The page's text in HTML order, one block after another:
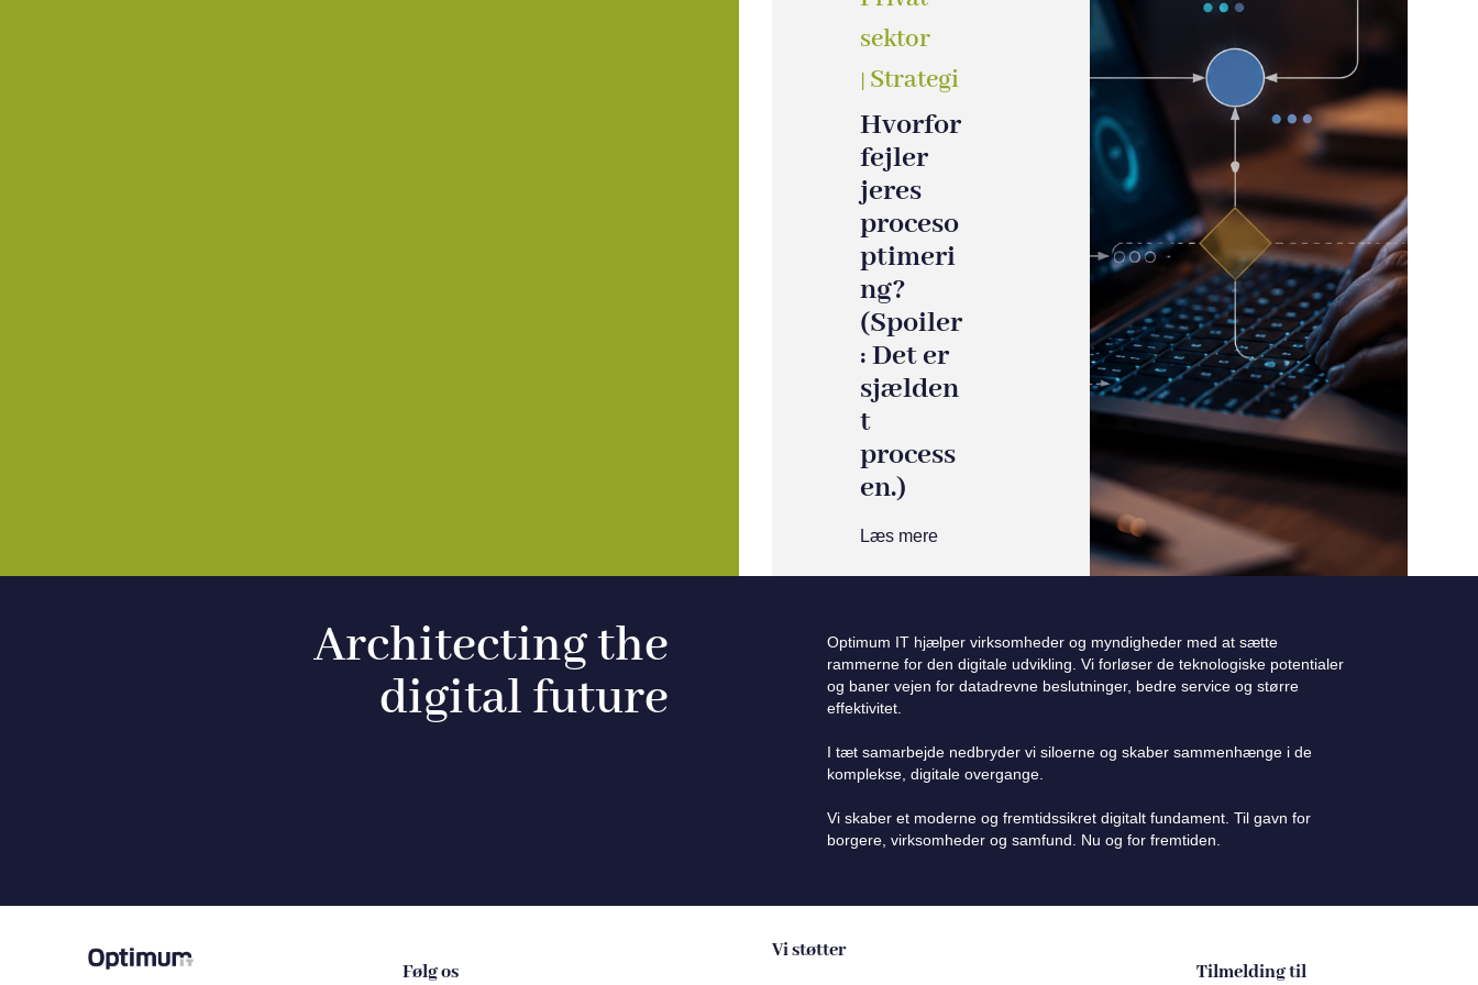
sektor
| Strategi
Hvorfor
fejler
jeres
proceso
ptimeri
ng?
(Spoiler
: Det er
sjælden
t
process
en.)
Læs mere
Architecting the
digital future
Optimum IT hjælper virksomheder og myndigheder med at sætte
rammerne for den digitale udvikling. Vi forløser de teknologiske potentialer
og baner vejen for datadrevne beslutninger, bedre service og større
effektivitet.
I tæt samarbejde nedbryder vi siloerne og skaber sammenhænge i de
komplekse, digitale overgange.
Vi skaber et moderne og fremtidssikret digitalt fundament. Til gavn for
borgere, virksomheder og samfund. Nu og for fremtiden.
Følg os
Vi støtter
Tilmelding til